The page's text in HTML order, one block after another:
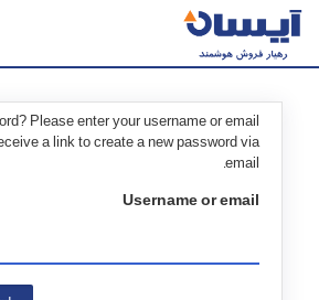
Please enter your username or email
a link to create a new password via
email.
Username or email